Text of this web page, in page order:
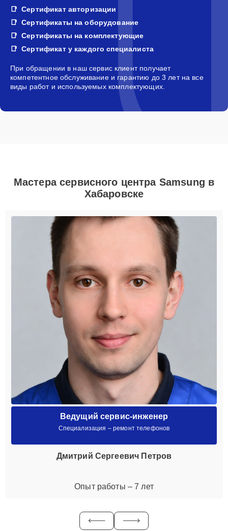
Сертификат авторизации
Сертификаты на оборудование
Сертификаты на комплектующие
Сертификат у каждого специалиста
При обращении в наш сервис клиент получает
компетентное обслуживание и гарантию до 3 лет на все
виды работ и используемых комплектующих.
Мастера сервисного центра Samsung в
Хабаровске
Ведущий сервис-инженер
Специализация – ремонт телефонов
Дмитрий Сергеевич Петров
Опыт работы – 7 лет